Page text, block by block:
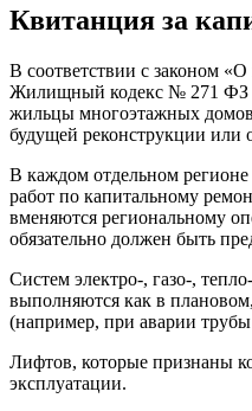
Квитанция за
В соответствии с законом
Жилищный кодекс № 271 ФЗ
жильцы многоэтажных
будущей реконструкции
В каждом отдельном регионе
работ по капитальному
вменяются региональному
обязательно должен быть
Систем электро-, газо-,
выполняются как в
(например, при аварии
Лифтов, которые признаны
эксплуатации.